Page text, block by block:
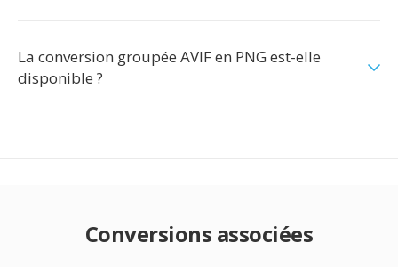
La conversion groupée AVIF en PNG est-elle
disponible ?
Conversions associées